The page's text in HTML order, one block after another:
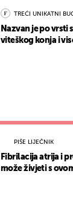
TREĆI UNIKATNI
Nazvan je po vrsti
viteškog konja i
PIŠE LIJEČNIK
Fibrilacija atrija i
može živjeti s